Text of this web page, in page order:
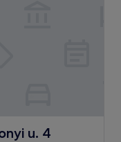
u. 4